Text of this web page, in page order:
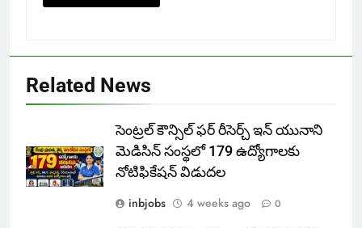
Related News
సెంట్రల్ కౌన్సిల్ ఫర్ రీసెర్చ్ ఇన్ యునాని
మెడిసిన్ సంస్థలో 179 ఉద్యోగాలకు
నోటిఫికేషన్ విడుదల
inbjobs
4 weeks ago 0